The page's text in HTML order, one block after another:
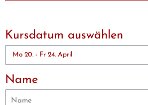
Kursdatum auswählen
Name